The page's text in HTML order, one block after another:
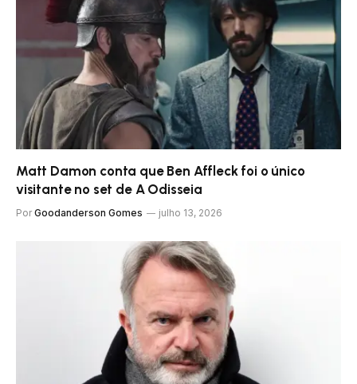
Matt Damon conta que Ben Affleck foi o único
visitante no set de A Odisseia
Por Goodanderson Gomes julho 13, 2026